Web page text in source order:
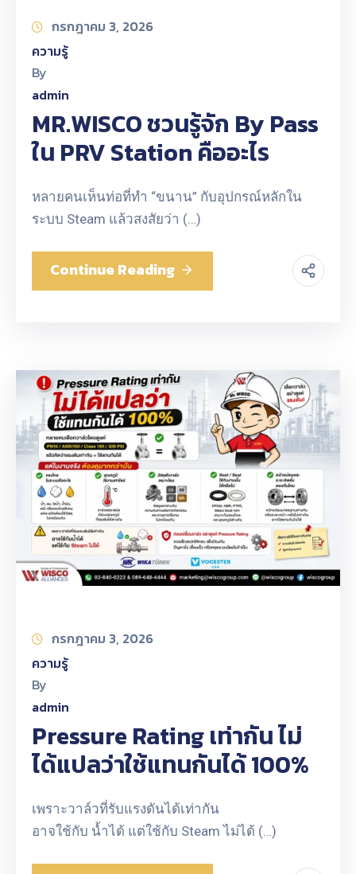
กรกฎาคม 3, 2026
ความรู้
By
admin
MR.WISCO ชวนรู้จัก By Pass
ใน PRV Station คืออะไร
หลายคนเห็นท่อที่ทำ “ขนาน” กับอุปกรณ์หลักใน
ระบบ Steam แล้วสงสัยว่า (…)
Continue Reading
กรกฎาคม 3, 2026
ความรู้
By
admin
Pressure Rating เท่ากัน ไม่
ได้แปลว่าใช้แทนกันได้ 100%
เพราะวาล์วที่รับแรงดันได้เท่ากัน
อาจใช้กับ น้ำได้ แต่ใช้กับ Steam ไม่ได้ (…)